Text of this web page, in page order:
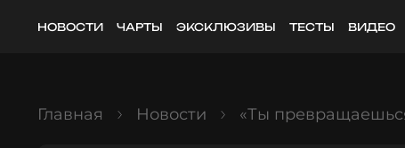
НОВОСТИ ЧАРТЫ ЭКСКЛЮЗИВЫ ТЕСТЫ ВИДЕО
Главная Новости «Ты